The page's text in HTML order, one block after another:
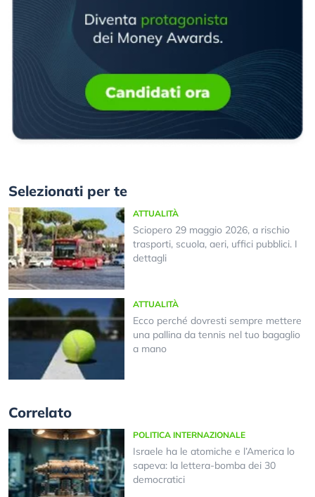
Selezionati per te
ATTUALITÀ
Sciopero 29 maggio 2026, a rischio
trasporti, scuola, aeri, uffici pubblici. I
dettagli
ATTUALITÀ
Ecco perché dovresti sempre mettere
una pallina da tennis nel tuo bagaglio
a mano
Correlato
POLITICA INTERNAZIONALE
Israele ha le atomiche e l’America lo
sapeva: la lettera-bomba dei 30
democratici